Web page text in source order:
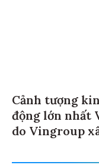
Cảnh tượng
động lớn nhất
do Vingroup